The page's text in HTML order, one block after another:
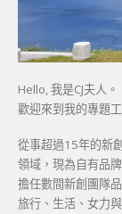
Hello, 我是CJ夫人。
歡迎來到我的專題
從事超過15年的新
領域，現為自有品
擔任數間新創團隊
旅行、生活、女力